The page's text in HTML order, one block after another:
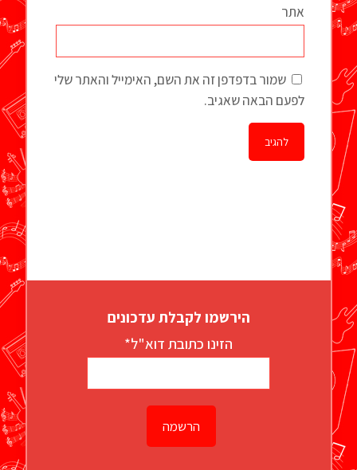
אתר
שמור בדפדפן זה את השם, האימייל והאתר שלי
לפעם הבאה שאגיב.
הירשמו לקבלת עדכונים
הזינו כתובת דוא"ל*